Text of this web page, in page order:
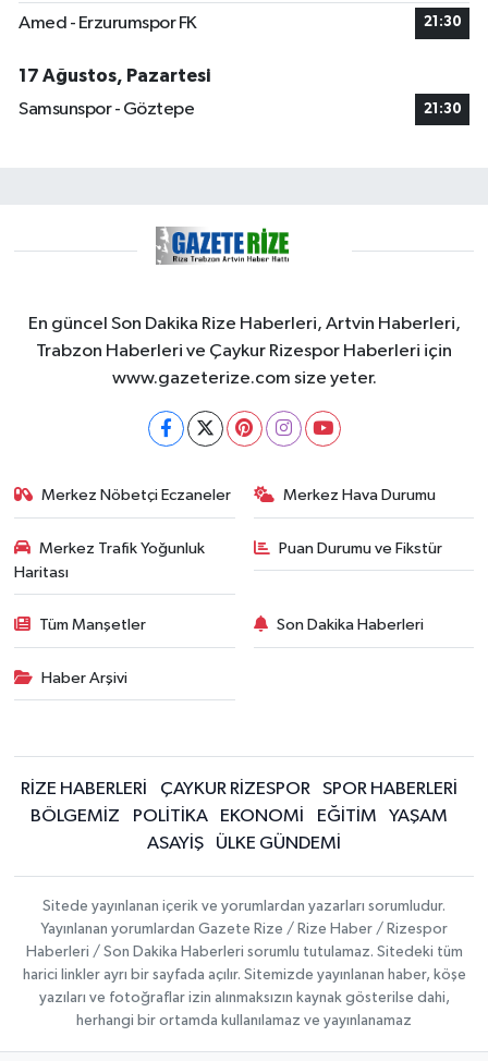
Amed - Erzurumspor FK 21:30
17 Ağustos, Pazartesi
Samsunspor - Göztepe
21:30
En güncel Son Dakika Rize Haberleri, Artvin Haberleri,
Trabzon Haberleri ve Çaykur Rizespor Haberleri için
www.gazeterize.com size yeter.
Merkez Nöbetçi Eczaneler Merkez Hava Durumu
Merkez Trafik Yoğunluk
Haritası
Puan Durumu ve Fikstür
Tüm Manşetler Son Dakika Haberleri
Haber Arşivi
RİZE HABERLERİ ÇAYKUR RİZESPOR
SPOR HABERLERİ
BÖLGEMİZ
POLİTİKA EKONOMİ EĞİTİM
YAŞAM
ASAYİŞ
ÜLKE GÜNDEMİ
Sitede yayınlanan içerik ve yorumlardan yazarları sorumludur.
Yayınlanan yorumlardan Gazete Rize / Rize Haber / Rizespor
Haberleri / Son Dakika Haberleri sorumlu tutulamaz. Sitedeki tüm
harici linkler ayrı bir sayfada açılır. Sitemizde yayınlanan haber, köşe
yazıları ve fotoğraflar izin alınmaksızın kaynak gösterilse dahi,
herhangi bir ortamda kullanılamaz ve yayınlanamaz